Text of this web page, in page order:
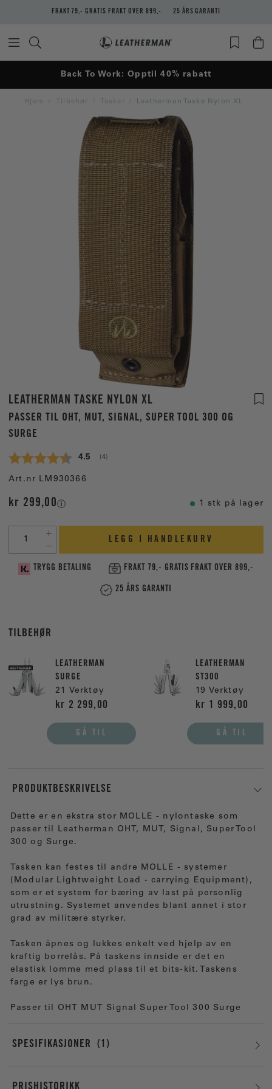
FRAKT 79,- GRATIS FRAKT OVER 899,- 25 ÅRS GARANTI
Back To Work: Opptil 40% rabatt
Hjem Tilbehør Tasker Leatherman Taske Nylon XL
LEATHERMAN TASKE NYLON XL
PASSER TIL OHT, MUT, SIGNAL, SUPER TOOL 300 OG
SURGE
Gjennomsnittskarakter:
4.5 (stemmer:
4)
Art.nr LM930366
kr 299,00 1 stk på lager
LEGG I HANDLEKURV
TRYGG BETALING FRAKT 79,- GRATIS FRAKT OVER 899,-
25 ÅRS GARANTI
TILBEHØR
LEATHERMAN
SURGE
21 Verktøy
kr 2 299,00
GÅ TIL
LEATHERMAN
ST300
19 Verktøy
kr 1 999,00
GÅ TIL
PRODUKTBESKRIVELSE
Dette er en ekstra stor MOLLE - nylontaske som
passer til Leatherman OHT, MUT, Signal, Super Tool
300 og Surge.
Tasken kan festes til andre MOLLE - systemer
(Modular Lightweight Load - carrying Equipment),
som er et system for bæring av last på personlig
utrustning. Systemet anvendes blant annet i stor
grad av militære styrker.
Tasken åpnes og lukkes enkelt ved hjelp av en
kraftig borrelås. På taskens innside er det en
elastisk lomme med plass til et bits-kit. Taskens
farge er lys brun.
Passer til OHT MUT Signal Super Tool 300 Surge
SPESIFIKASJONER 1